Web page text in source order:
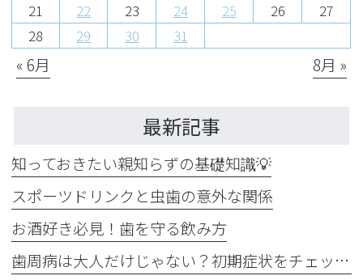
21
22 23 24 25 26
27
28
29 30 31
« 6月 8月 »
最新記事
知っておきたい親知らずの基礎知識💡
スポーツドリンクと虫歯の意外な関係
お酒好き必見！歯を守る飲み方
歯周病は大人だけじゃない？初期症状をチェック